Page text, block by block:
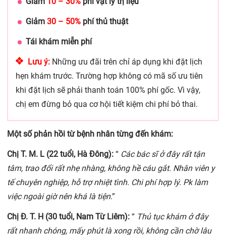
Giảm 30 – 50% phí thủ thuật
Tái khám miễn phí
Lưu ý: Những ưu đãi trên chỉ áp dụng khi đặt lịch
hẹn khám trước. Trường hợp không có mã số ưu tiên
khi đặt lịch sẽ phải thanh toán 100% phí gốc. Vì vậy,
chị em đừng bỏ qua cơ hội tiết kiệm chi phí bỏ thai.
Một số phản hồi từ bệnh nhân từng đến khám:
Chị T. M. L (22 tuổi, Hà Đông): “ Các bác sĩ ở đây rất tận
tâm, trao đổi rất nhẹ nhàng, không hề cáu gắt. Nhân viên y
tế chuyên nghiệp, hỗ trợ nhiệt tình. Chi phí hợp lý. Pk làm
việc ngoài giờ nên khá là tiện.”
Chị Đ. T. H (30 tuổi, Nam Từ Liêm): “ Thủ tục khám ở đây
rất nhanh chóng, mấy phút là xong rồi, không cần chờ lâu